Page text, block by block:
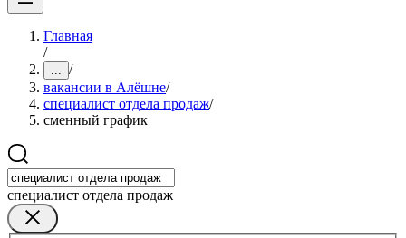
Главная
/
... /
вакансии в Алёшне/
специалист отдела продаж/
сменный график
специалист отдела продаж